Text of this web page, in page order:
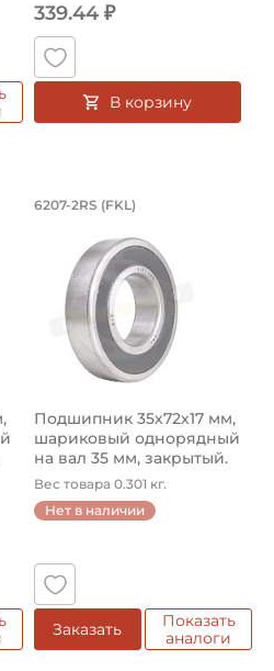
339.44 ₽
В корзину
мм, шариковый
Подшипник
6207-2RS (FKL)
Подшипник 35х72х17 мм,
шариковый однорядный
на вал 35 мм, закрытый.
Арт...
Вес товара 0.301 кг.
Нет в наличии
Заказать
Показать
аналоги